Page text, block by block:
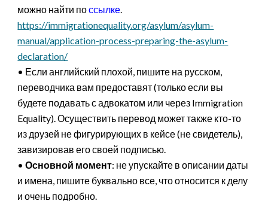
можно найти поссылке.
https://immigrationequality.org/asylum/asylum-
manual/application-process-preparing-the-asylum-
declaration/
• Если английский плохой, пишите на русском,
переводчика вам предоставят (только если вы
будете подавать с адвокатом или через Immigration
Equality). Осуществить перевод может также кто-то
из друзей не фигурирующих в кейсе (не свидетель),
завизировав его своей подписью.
•Основной момент: не упускайте в описании даты
и имена, пишите буквально все, что относится к делу
и очень подробно.